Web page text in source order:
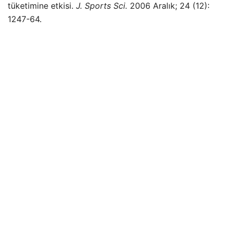
tüketimine etkisi. J. Sports Sci. 2006 Aralık; 24 (12):
1247-64.